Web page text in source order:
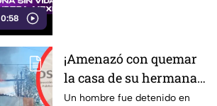
0:58
¡Amenazó con quemar
la casa de su hermana
y cumplió! Héctor Isaac
Un hombre fue detenido en